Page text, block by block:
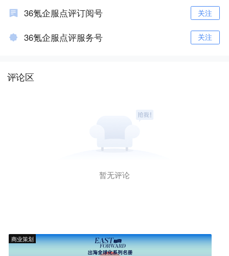
36氪企服点评订阅号 关注
36氪企服点评服务号 关注
评论区
暂无评论
商业策划